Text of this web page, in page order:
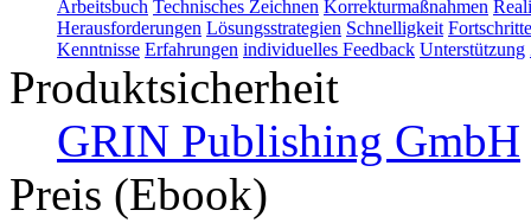
Arbeitsbuch Technisches Zeichnen Korrekturmaßnahmen
Herausforderungen Lösungsstrategien Schnelligkeit Fortschritte
Kenntnisse Erfahrungen individuelles Feedback Unterstützung
Produktsicherheit
GRIN Publishing GmbH
Preis (Ebook)